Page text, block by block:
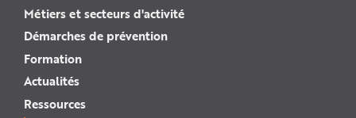
Métiers et secteurs d'activité
Démarches de prévention
Formation
Actualités
Ressources